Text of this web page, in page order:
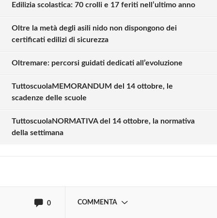
Edilizia scolastica: 70 crolli e 17 feriti nell’ultimo anno
Oltre la metà degli asili nido non dispongono dei
certificati edilizi di sicurezza
Oltremare: percorsi guidati dedicati all’evoluzione
TuttoscuolaMEMORANDUM del 14 ottobre, le
scadenze delle scuole
TuttoscuolaNORMATIVA del 14 ottobre, la normativa
della settimana
0 COMMENTA
Solo gli utenti registrati possono
Effettua il